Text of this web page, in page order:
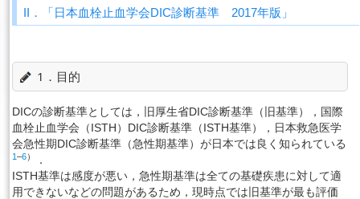
II．「日本血栓止血学会DIC診断基準 2017年版」
1．目的
DICの診断基準としては，旧厚生省DIC診断基準（旧基準），国際
血栓止血学会（ISTH）DIC診断基準（ISTH基準），日本救急医学
会急性期DIC診断基準（急性期基準）が日本では良く知られている
1–6）
．
ISTH基準は感度が悪い，急性期基準は全ての基礎疾患に対して適
用できないなどの問題があるため，現時点では旧基準が最も評価